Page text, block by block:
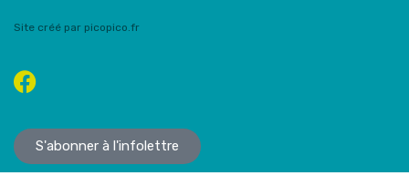
Site créé par picopico.fr
S'abonner à l'infolettre